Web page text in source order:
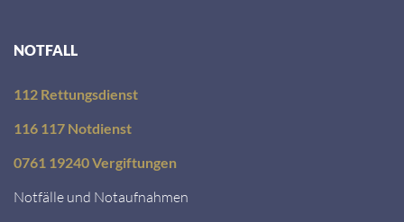
NOTFALL
112 Rettungsdienst
116 117 Notdienst
0761 19240 Vergiftungen
Notfälle und Notaufnahmen